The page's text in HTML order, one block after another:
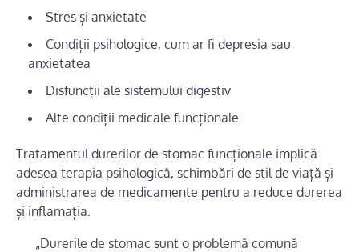
Stres și anxietate
Condiții psihologice, cum ar fi depresia sau
anxietatea
Disfuncții ale sistemului digestiv
Alte condiții medicale funcționale
Tratamentul durerilor de stomac funcționale implică
adesea terapia psihologică, schimbări de stil de viață și
administrarea de medicamente pentru a reduce durerea
și inflamația.
„Durerile de stomac sunt o problemă comună